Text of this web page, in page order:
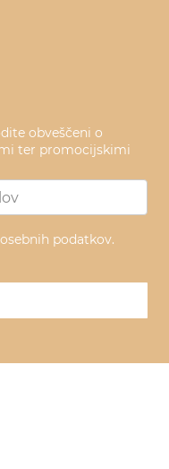
obveščeni o
ter promocijskimi
podatkov.